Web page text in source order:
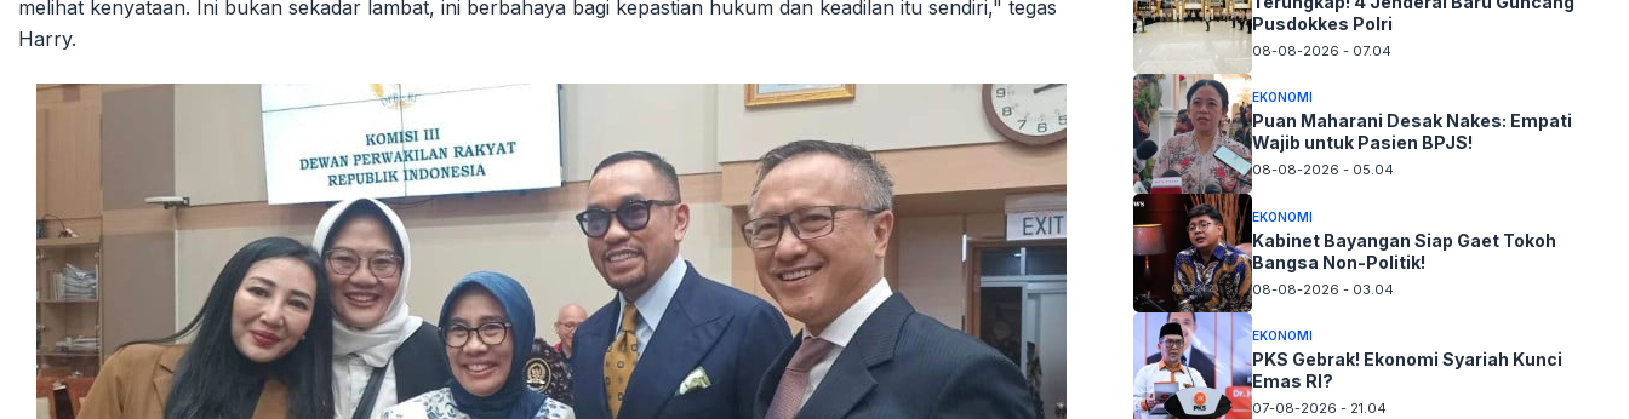
melihat kenyataan. Ini bukan sekadar lambat, ini berbahaya bagi kepastian hukum dan keadilan itu sendiri," tegas
Harry.
Pusdokkes Polri
08-08-2026 - 07.04
EKONOMI
Puan Maharani Desak Nakes: Empati
Wajib untuk Pasien BPJS!
08-08-2026 - 05.04
EKONOMI
Kabinet Bayangan Siap Gaet Tokoh
Bangsa Non-Politik!
08-08-2026 - 03.04
EKONOMI
PKS Gebrak! Ekonomi Syariah Kunci
Emas RI?
07-08-2026 - 21.04